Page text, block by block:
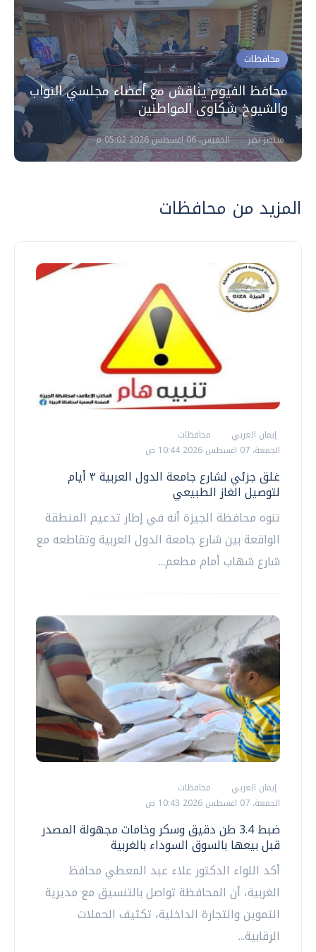
محافظات
محافظ الفيوم يناقش مع أعضاء مجلسي النواب
والشيوخ شكاوى المواطنين
منتصر نضر الخميس، 06 اغسطس 2026 05:02 م
المزيد من محافظات
إيمان العربي
محافظات
الجمعة، 07 اغسطس 2026 10:44 ص
غلق جزئي لشارع جامعة الدول العربية ٣ أيام
لتوصيل الغاز الطبيعي
تنوه محافظة الجيزة أنه في إطار تدعيم المنطقة
الواقعة بين شارع جامعة الدول العربية وتقاطعه مع
شارع شهاب أمام مطعم...
إيمان العربي
محافظات
الجمعة، 07 اغسطس 2026 10:43 ص
ضبط 3.4 طن دقيق وسكر وخامات مجهولة المصدر
قبل بيعها بالسوق السوداء بالغربية
أكد اللواء الدكتور علاء عبد المعطي محافظ
الغربية، أن المحافظة تواصل بالتنسيق مع مديرية
التموين والتجارة الداخلية، تكثيف الحملات
الرقابية...